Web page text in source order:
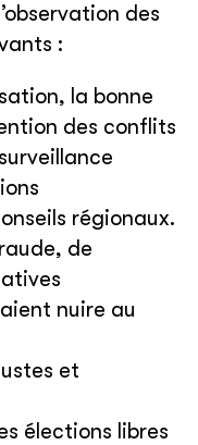
des
:
la bonne
des conflits
régionaux.
de
nuire au
et
élections libres